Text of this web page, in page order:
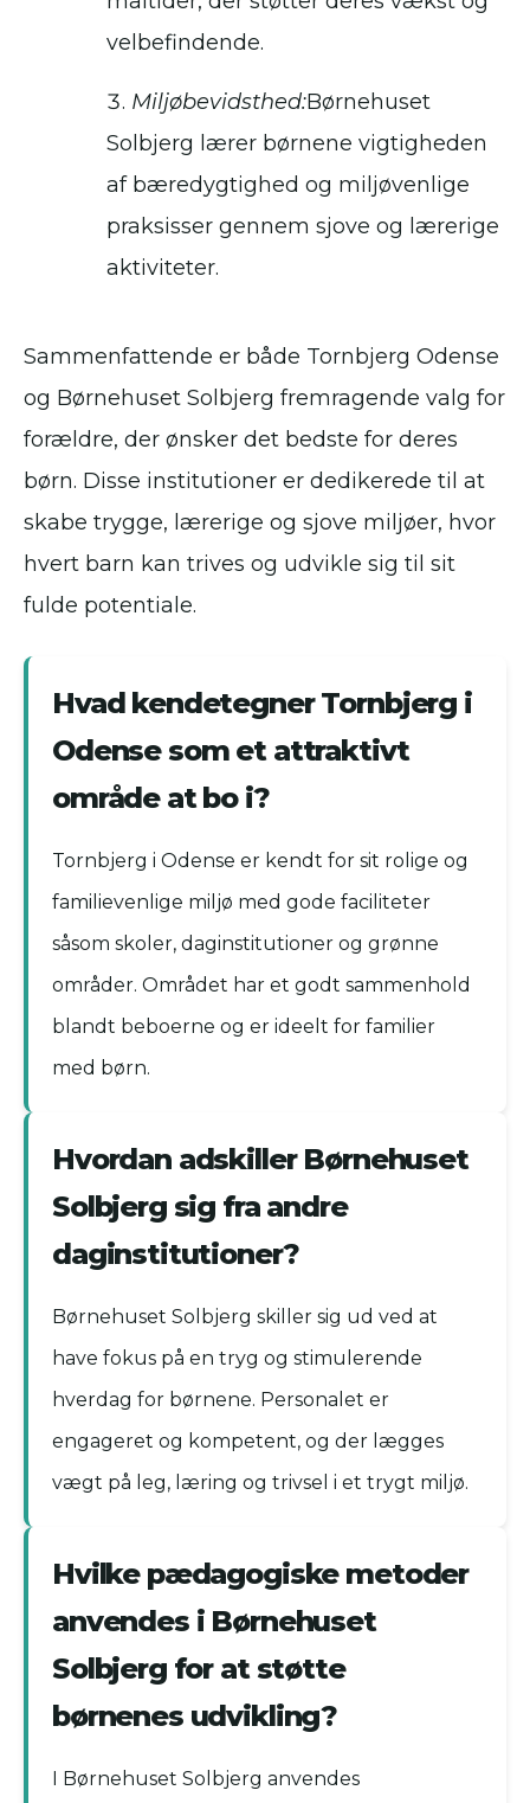
velbefindende.
Miljøbevidsthed:Børnehuset
Solbjerg lærer børnene vigtigheden
af bæredygtighed og miljøvenlige
praksisser gennem sjove og lærerige
aktiviteter.
Sammenfattende er både Tornbjerg Odense
og Børnehuset Solbjerg fremragende valg for
forældre, der ønsker det bedste for deres
børn. Disse institutioner er dedikerede til at
skabe trygge, lærerige og sjove miljøer, hvor
hvert barn kan trives og udvikle sig til sit
fulde potentiale.
Hvad kendetegner Tornbjerg i
Odense som et attraktivt
område at bo i?
Tornbjerg i Odense er kendt for sit rolige og
familievenlige miljø med gode faciliteter
såsom skoler, daginstitutioner og grønne
områder. Området har et godt sammenhold
blandt beboerne og er ideelt for familier
med børn.
Hvordan adskiller Børnehuset
Solbjerg sig fra andre
daginstitutioner?
Børnehuset Solbjerg skiller sig ud ved at
have fokus på en tryg og stimulerende
hverdag for børnene. Personalet er
engageret og kompetent, og der lægges
vægt på leg, læring og trivsel i et trygt miljø.
Hvilke pædagogiske metoder
anvendes i Børnehuset
Solbjerg for at støtte
børnenes udvikling?
I Børnehuset Solbjerg anvendes